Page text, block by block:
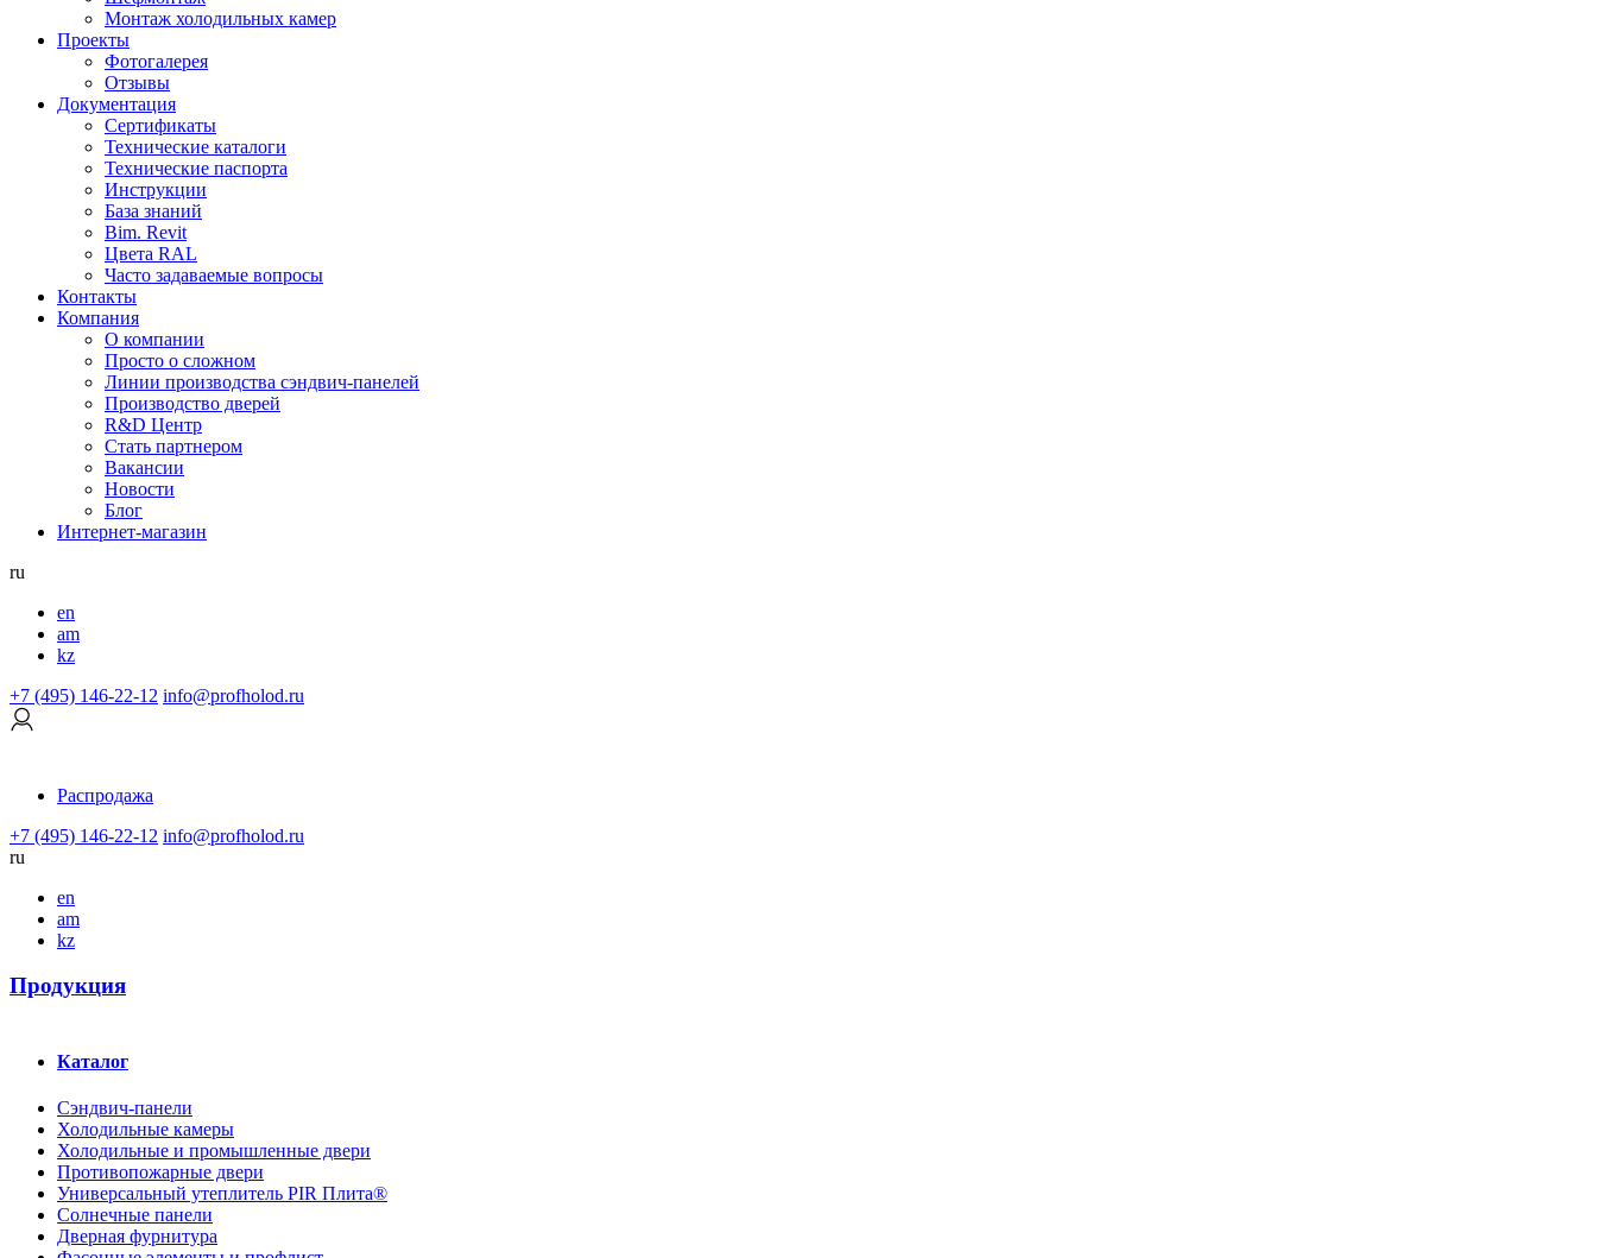
Монтаж холодильных камер
Проекты
Фотогалерея
Отзывы
Документация
Сертификаты
Технические каталоги
Технические паспорта
Инструкции
База знаний
Bim. Revit
Цвета RAL
Часто задаваемые вопросы
Контакты
Компания
О компании
Просто о сложном
Линии производства сэндвич-панелей
Производство дверей
R&D Центр
Стать партнером
Вакансии
Новости
Блог
Интернет-магазин
ru
en
am
kz
+7 (495) 146-22-12 info@profholod.ru
Распродажа
+7 (495) 146-22-12 info@profholod.ru
ru
en
am
kz
Продукция
Каталог
Сэндвич-панели
Холодильные камеры
Холодильные и промышленные двери
Противопожарные двери
Универсальный утеплитель PIR Плита®
Солнечные панели
Дверная фурнитура